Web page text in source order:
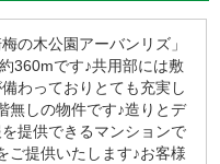
の木公園アーバンリズ」
360mです♪共用部には敷
わっておりとても充実し
無しの物件です♪造りとデ
提供できるマンションで
ご提供いたします♪お客様